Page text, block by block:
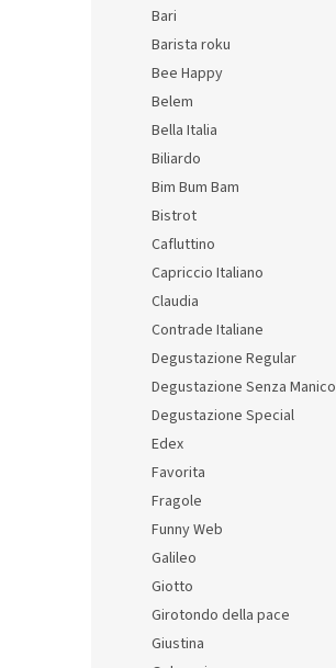
Bari
Barista roku
Bee Happy
Belem
Bella Italia
Biliardo
Bim Bum Bam
Bistrot
Cafluttino
Capriccio Italiano
Claudia
Contrade Italiane
Degustazione Regular
Degustazione Senza Manico
Degustazione Special
Edex
Favorita
Fragole
Funny Web
Galileo
Giotto
Girotondo della pace
Giustina